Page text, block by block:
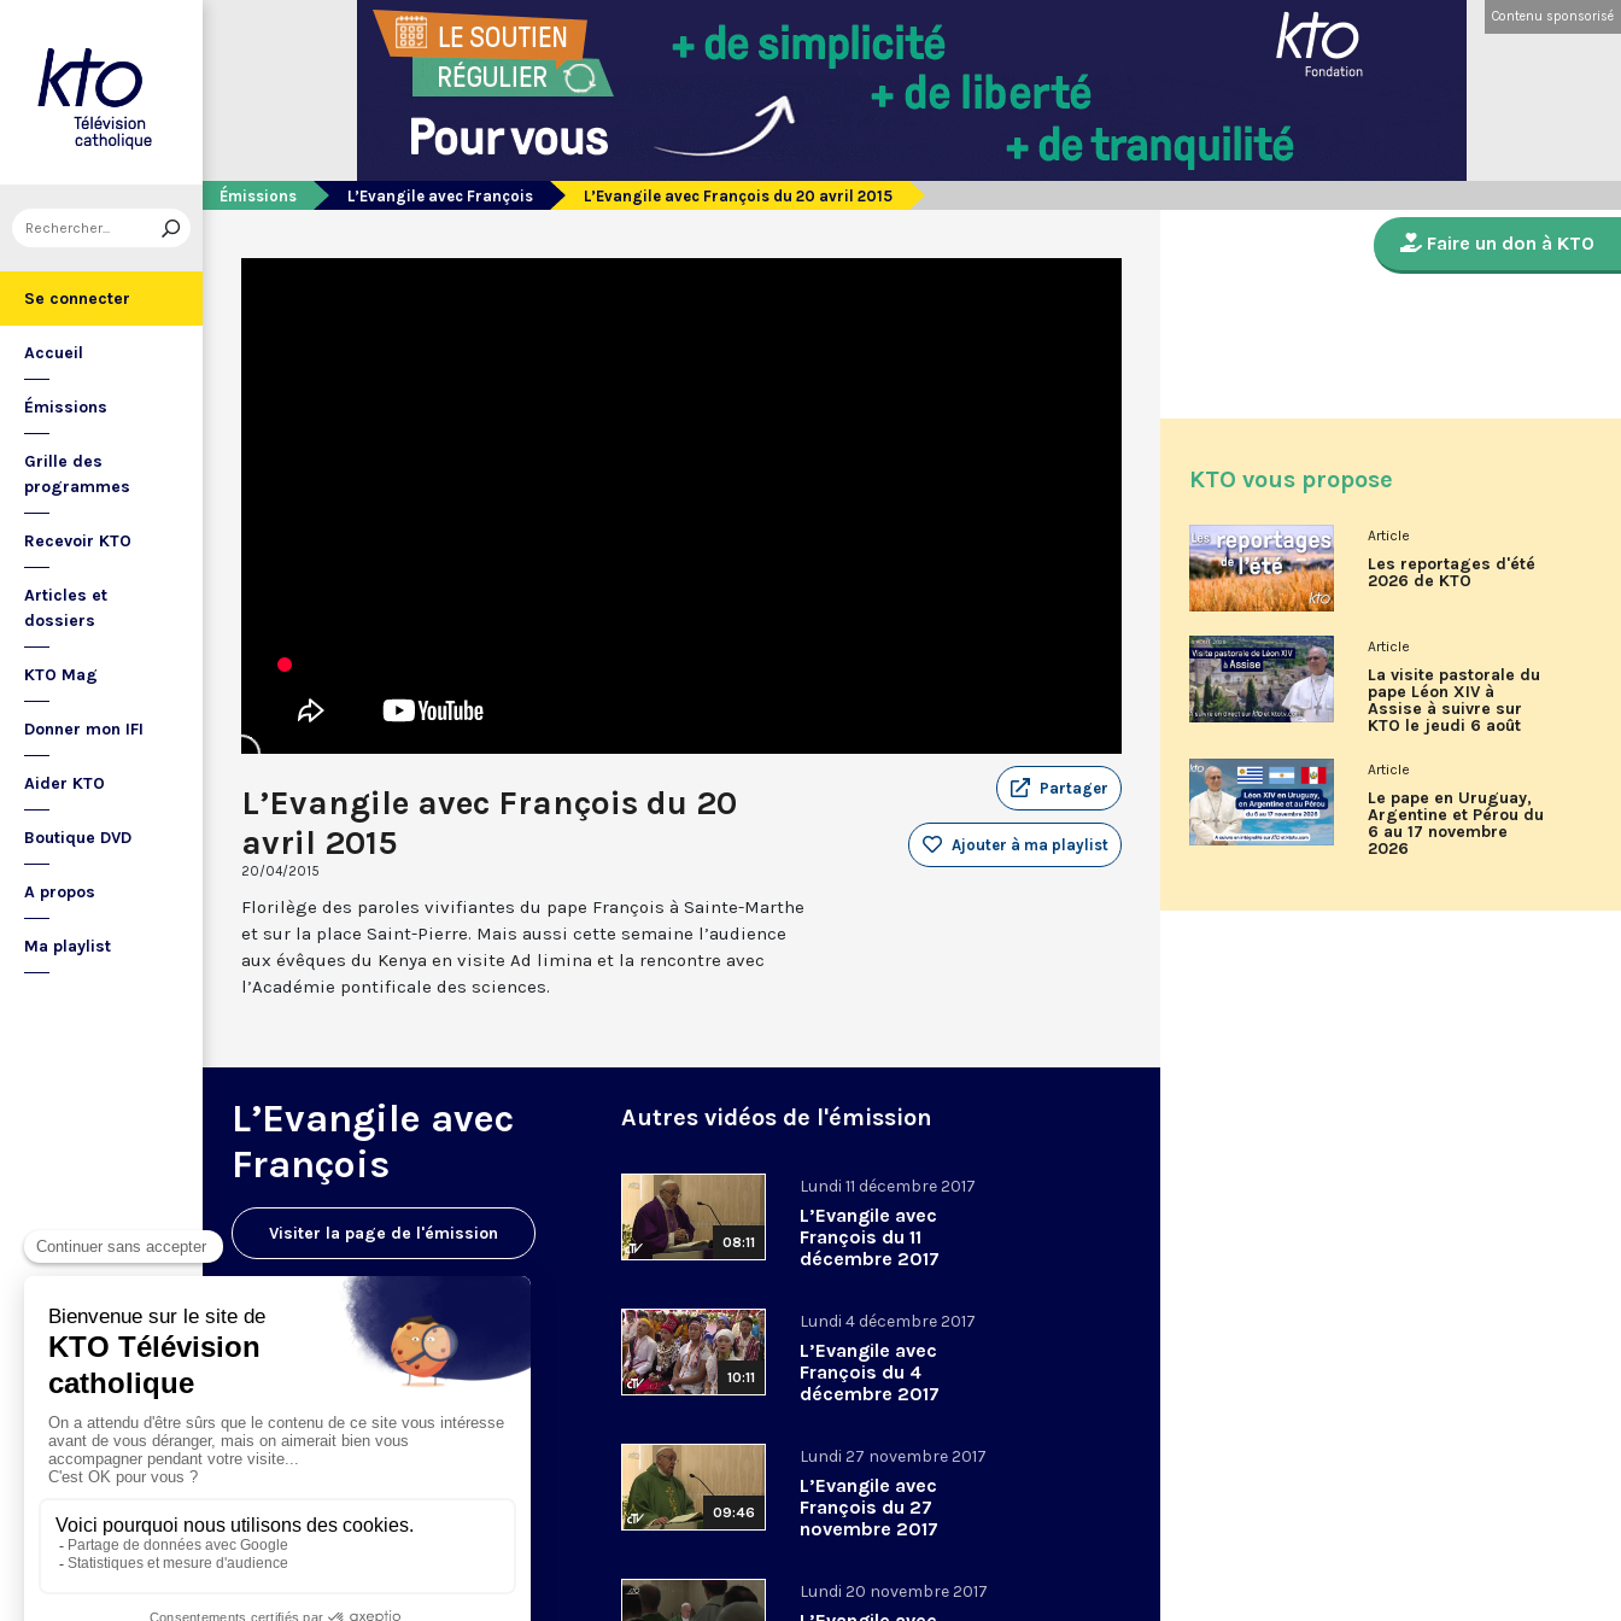
Se connecter
Accueil
Émissions
Grille des
programmes
Recevoir KTO
Articles et
dossiers
KTO Mag
Donner mon IFI
Aider KTO
Boutique DVD
A propos
Ma playlist
Contenu sponsorisé
Émissions L’Evangile avec François L’Evangile avec François du 20 avril 2015
L’Evangile avec François du 20
avril 2015
20/04/2015
Partager
Ajouter à ma playlist
Florilège des paroles vivifiantes du pape François à Sainte-Marthe
et sur la place Saint-Pierre. Mais aussi cette semaine l’audience
aux évêques du Kenya en visite Ad limina et la rencontre avec
l’Académie pontificale des sciences.
L’Evangile avec
François
Visiter la page de l'émission
Autres vidéos de l'émission
08:11
Lundi 11 décembre 2017
L’Evangile avec
François du 11
décembre 2017
10:11
Lundi 4 décembre 2017
L’Evangile avec
François du 4
décembre 2017
09:46
Lundi 27 novembre 2017
L’Evangile avec
François du 27
novembre 2017
Lundi 20 novembre 2017
Faire un don à KTO
KTO vous propose
Article
Les reportages d'été
2026 de KTO
Article
La visite pastorale du
pape Léon XIV à
Assise à suivre sur
KTO le jeudi 6 août
Article
Le pape en Uruguay,
Argentine et Pérou du
6 au 17 novembre
2026